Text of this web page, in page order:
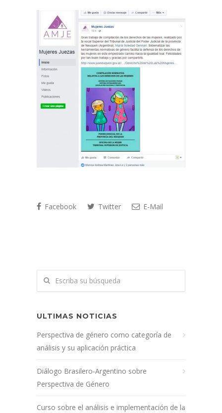
Facebook Twitter E-Mail
ULTIMAS NOTICIAS
Perspectiva de género como categoría de
análisis y su aplicación práctica
Diálogo Brasilero-Argentino sobre
Perspectiva de Género
Curso sobre el análisis e implementación de la